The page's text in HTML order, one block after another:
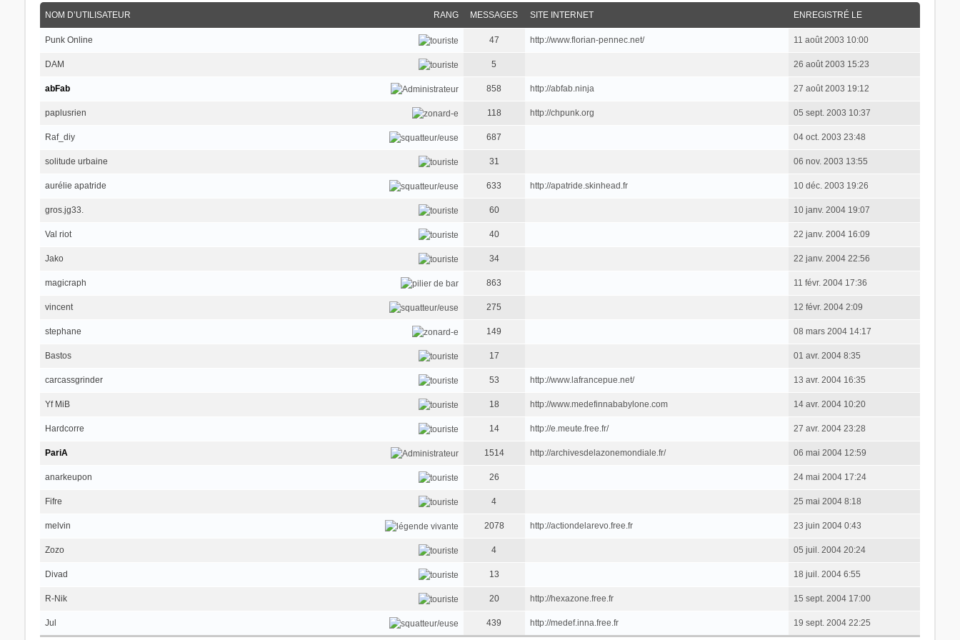
RANG
NOM D’UTILISATEUR MESSAGES SITE INTERNET ENREGISTRÉ LE
Punk Online 47 http://www.florian-pennec.net/ 11 août 2003 10:00
DAM 5 26 août 2003 15:23
abFab 858 http://abfab.ninja 27 août 2003 19:12
paplusrien 118 http://chpunk.org 05 sept. 2003 10:37
Raf_diy 687 04 oct. 2003 23:48
solitude urbaine 31 06 nov. 2003 13:55
aurélie apatride 633 http://apatride.skinhead.fr 10 déc. 2003 19:26
gros.jg33. 60 10 janv. 2004 19:07
Val riot 40 22 janv. 2004 16:09
Jako 34 22 janv. 2004 22:56
magicraph 863 11 févr. 2004 17:36
vincent 275 12 févr. 2004 2:09
stephane 149 08 mars 2004 14:17
Bastos 17 01 avr. 2004 8:35
carcassgrinder 53 http://www.lafrancepue.net/ 13 avr. 2004 16:35
Yf MiB 18 http://www.medefinnababylone.com 14 avr. 2004 10:20
Hardcorre 14 http://e.meute.free.fr/ 27 avr. 2004 23:28
PariA 1514 http://archivesdelazonemondiale.fr/ 06 mai 2004 12:59
anarkeupon 26 24 mai 2004 17:24
Fifre 4 25 mai 2004 8:18
melvin 2078 http://actiondelarevo.free.fr 23 juin 2004 0:43
Zozo 4 05 juil. 2004 20:24
Divad 13 18 juil. 2004 6:55
R-Nik 20 http://hexazone.free.fr 15 sept. 2004 17:00
Jul 439 http://medef.inna.free.fr 19 sept. 2004 22:25